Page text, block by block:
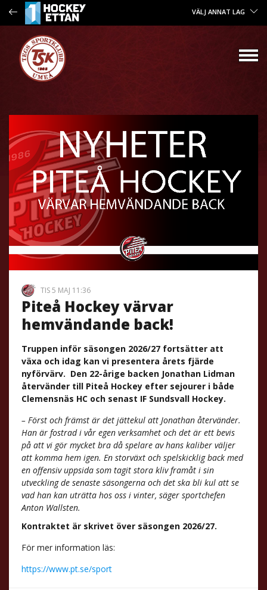
VÄLJ ANNAT LAG
TIS 5 MAJ 11:36
Piteå Hockey värvar
hemvändande back!
Truppen inför säsongen 2026/27 fortsätter att
växa och idag kan vi presentera årets fjärde
nyförvärv. Den 22-årige backen Jonathan Lidman
återvänder till Piteå Hockey efter sejourer i både
Clemensnäs HC och senast IF Sundsvall Hockey.
– Först och främst är det jättekul att Jonathan återvänder.
Han är fostrad i vår egen verksamhet och det är ett bevis
på att vi gör mycket bra då spelare av hans kaliber väljer
att komma hem igen. En storväxt ochspelskicklig back med
en offensiv uppsida som tagit stora kliv framåt i sin
utveckling de senaste säsongerna och det ska bli kul att se
vad han kan uträtta hos oss i vinter, säger sportchefen
Anton Wallsten.
Kontraktet är skrivet över säsongen 2026/27.
För mer information läs:
https://www.pt.se/sport